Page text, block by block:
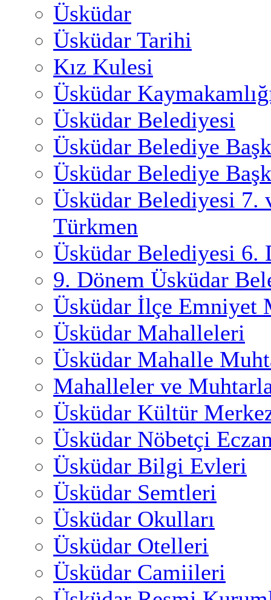
Üsküdar
Üsküdar Tarihi
Kız Kulesi
Üsküdar
Üsküdar Belediyesi
Üsküdar Belediye
Üsküdar Belediye
Üsküdar Belediyesi 7.
Türkmen
Üsküdar Belediyesi 6.
9. Dönem Üsküdar
Üsküdar İlçe Emniyet
Üsküdar Mahalleleri
Üsküdar Mahalle
Mahalleler ve
Üsküdar Kültür
Üsküdar Nöbetçi
Üsküdar Bilgi Evleri
Üsküdar Semtleri
Üsküdar Okulları
Üsküdar Otelleri
Üsküdar Camiileri